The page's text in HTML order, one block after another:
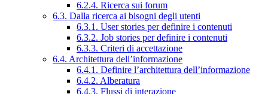
6.2.4. Ricerca sui forum
6.3. Dalla ricerca ai bisogni degli utenti
6.3.1. User stories per definire i contenuti
6.3.2. Job stories per definire i contenuti
6.3.3. Criteri di accettazione
6.4. Architettura dell’informazione
6.4.1. Definire l’architettura dell’informazione
6.4.2. Alberatura
6.4.3. Flussi di interazione